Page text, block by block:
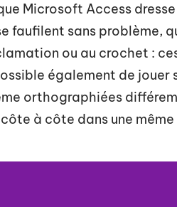
Microsoft Access
faufilent sans problème,
ou au crochet :
également de jouer
orthographiées
à côte dans une